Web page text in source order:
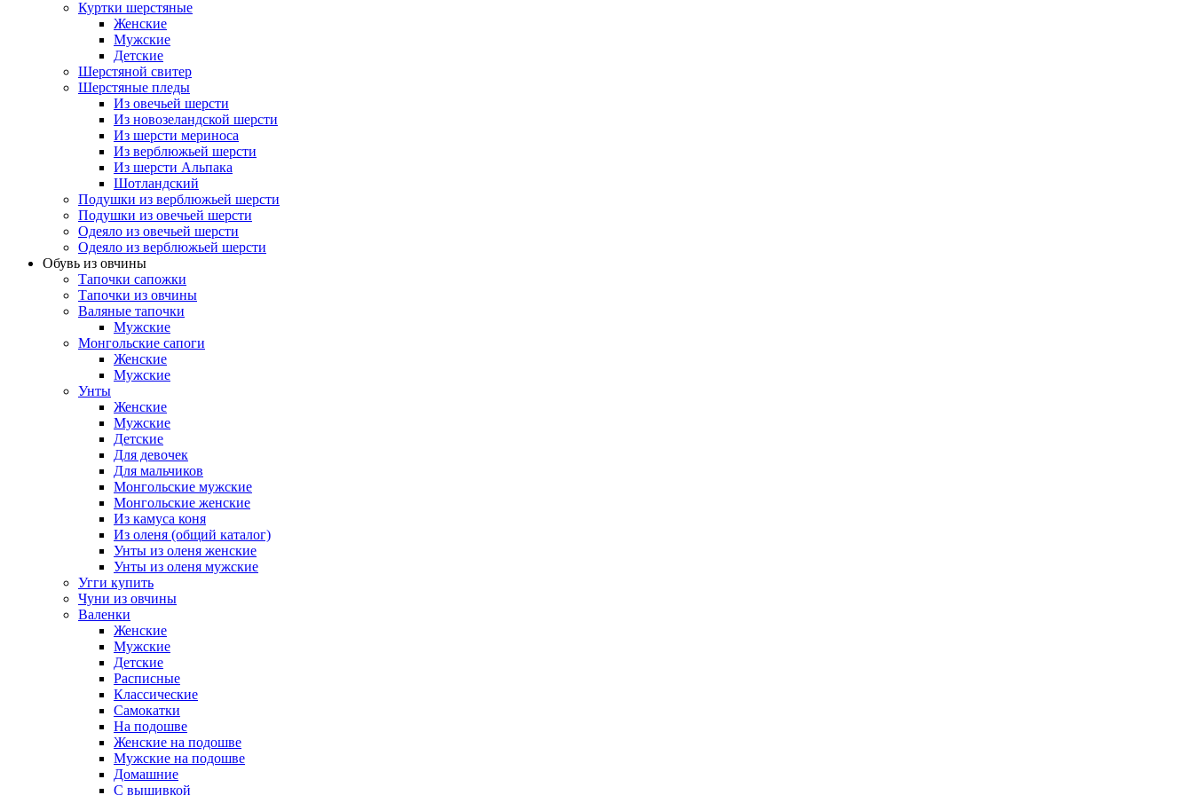
Куртки шерстяные
Женские
Мужские
Детские
Шерстяной свитер
Шерстяные пледы
Из овечьей шерсти
Из новозеландской шерсти
Из шерсти мериноса
Из верблюжьей шерсти
Из шерсти Альпака
Шотландский
Подушки из верблюжьей шерсти
Подушки из овечьей шерсти
Одеяло из овечьей шерсти
Одеяло из верблюжьей шерсти
Обувь из овчины
Тапочки сапожки
Тапочки из овчины
Валяные тапочки
Мужские
Монгольские сапоги
Женские
Мужские
Унты
Женские
Мужские
Детские
Для девочек
Для мальчиков
Монгольские мужские
Монгольские женские
Из камуса коня
Из оленя (общий каталог)
Унты из оленя женские
Унты из оленя мужские
Угги купить
Чуни из овчины
Валенки
Женские
Мужские
Детские
Расписные
Классические
Самокатки
На подошве
Женские на подошве
Мужские на подошве
Домашние
С вышивкой